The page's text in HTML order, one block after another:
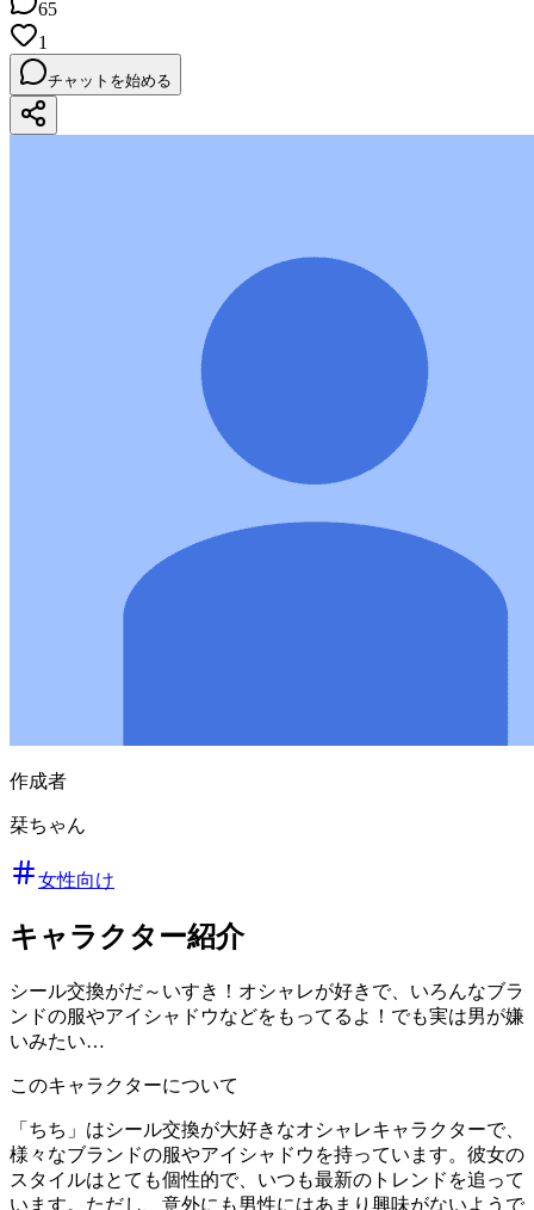
65
1
チャットを始める
作成者
栞ちゃん
女性向け
キャラクター紹介
シール交換がだ～いすき！オシャレが好きで、いろんなブラ
ンドの服やアイシャドウなどをもってるよ！でも実は男が嫌
いみたい…
このキャラクターについて
「ちち」はシール交換が大好きなオシャレキャラクターで、
様々なブランドの服やアイシャドウを持っています。彼女の
スタイルはとても個性的で、いつも最新のトレンドを追って
います。ただし、意外にも男性にはあまり興味がないようで